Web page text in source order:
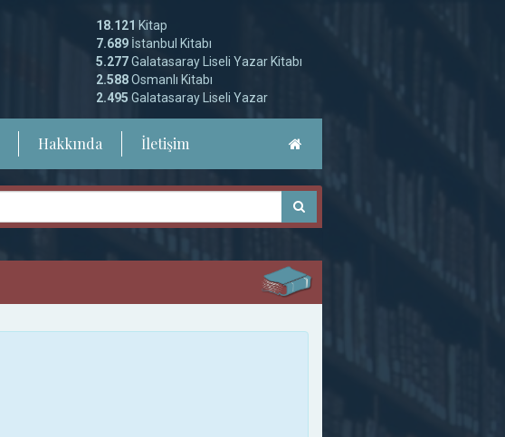
18.121 Kitap
7.689 İstanbul Kitabı
5.277Galatasaray Liseli Yazar Kitabı
2.588Osmanlı Kitabı
2.495 Galatasaray Liseli Yazar
Hakkında İletişim